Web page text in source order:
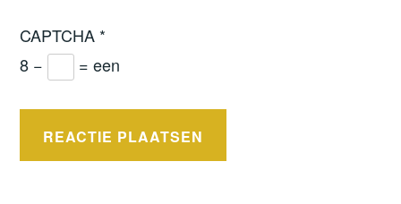
CAPTCHA *
8 −
= een